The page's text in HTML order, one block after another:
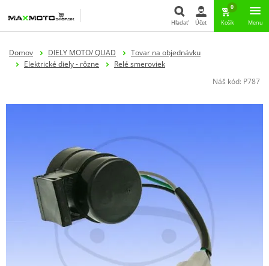
Hľadať Účet
0
Košík Menu
Domov DIELY MOTO/ QUAD
Tovar na objednávku
Elektrické diely - rôzne
Relé smeroviek
Náš kód: P787